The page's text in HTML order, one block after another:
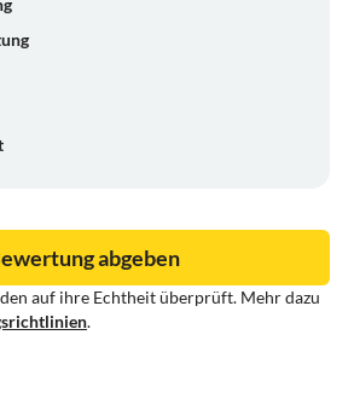
auf ihre Echtheit überprüft. Mehr dazu
.
abgeben